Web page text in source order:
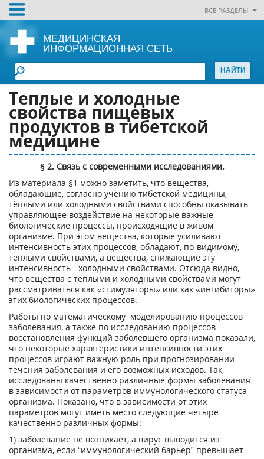
ВСЕ РАЗДЕЛЫ
МЕДИЦИНСКАЯ
ИНФОРМАЦИОННАЯ СЕТЬ
Теплые и холодные
свойства пищевых
продуктов в тибетской
медицине
§ 2. Связь с современными исследованиями.
Из материала §1 можно заметить, что вещества,
обладающие, согласно учению тибетской медицины,
тёплыми или холодными свойствами способны оказывать
управляющее воздействие на некоторые важные
биологические процессы, происходящие в живом
организме. При этом вещества, которые усиливают
интенсивность этих процессов, обладают, по-видимому,
тёплыми свойствами, а вещества, снижающие эту
интенсивность - холодными свойствами. Отсюда видно,
что вещества с тёплыми и холодными свойствами могут
рассматриваться как «стимуляторы» или как «ингибиторы»
этих биологических процессов.
Работы по математическому моделированию процессов
заболевания, а также по исследованию процессов
восстановления функций заболевшего организма показали,
что некоторые характеристики интенсивности этих
процессов играют важную роль при прогнозировании
течения заболевания и его возможных исходов. Так,
исследованы качественно различные формы заболевания
в зависимости от параметров иммунологического статуса
организма. Показано, что в зависимости от этих
параметров могут иметь место следующие четыре
качественно различных формы:
1) заболевание не возникает, а вирус выводится из
организма, если “иммунологический барьер” превышает